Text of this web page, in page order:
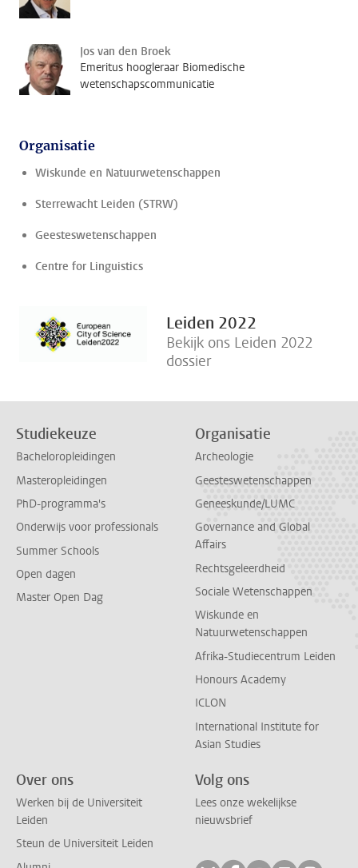
Jos van den Broek
Emeritus hoogleraar Biomedische
wetenschapscommunicatie
Organisatie
Wiskunde en Natuurwetenschappen
Sterrewacht Leiden (STRW)
Geesteswetenschappen
Centre for Linguistics
Leiden 2022
Bekijk ons Leiden 2022
dossier
Studiekeuze
Bacheloropleidingen
Masteropleidingen
PhD-programma's
Onderwijs voor professionals
Summer Schools
Open dagen
Master Open Dag
Organisatie
Archeologie
Geesteswetenschappen
Geneeskunde/LUMC
Governance and Global
Affairs
Rechtsgeleerdheid
Sociale Wetenschappen
Wiskunde en
Natuurwetenschappen
Afrika-Studiecentrum Leiden
Honours Academy
ICLON
International Institute for
Asian Studies
Over ons
Werken bij de Universiteit
Leiden
Steun de Universiteit Leiden
Volg ons
Lees onze wekelijkse
nieuwsbrief